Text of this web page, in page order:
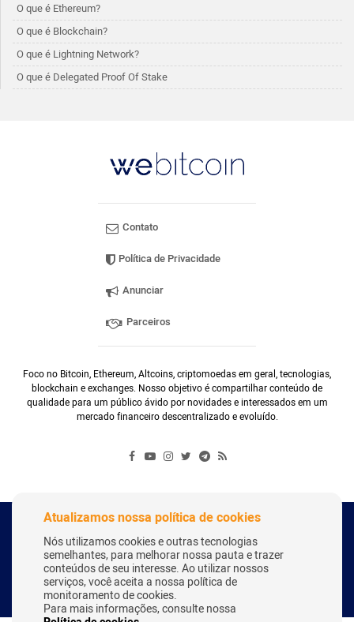
O que é Ethereum?
O que é Blockchain?
O que é Lightning Network?
O que é Delegated Proof Of Stake
Contato
Política de Privacidade
Anunciar
Parceiros
Foco no Bitcoin, Ethereum, Altcoins, criptomoedas em geral, tecnologias,
blockchain e exchanges. Nosso objetivo é compartilhar conteúdo de
qualidade para um público ávido por novidades e interessados em um
mercado financeiro descentralizado e evoluído.
Copyright Webitcoin 2018 - Todos os Direitos Reservados
Desenvolvido por: Herick Correa
Atualizamos nossa política de cookies
Nós utilizamos cookies e outras tecnologias
semelhantes, para melhorar nossa pauta e trazer
conteúdos de seu interesse. Ao utilizar nossos
serviços, você aceita a nossa política de
monitoramento de cookies.
Para mais informações, consulte nossa